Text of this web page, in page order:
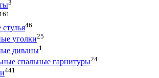
3
161
46
уголки25
диваны1
спальные гарнитуры24
441